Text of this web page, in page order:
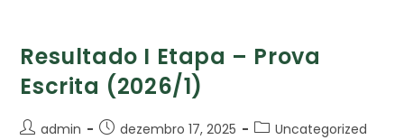
Resultado I Etapa – Prova
Escrita (2026/1)
admin dezembro 17, 2025 Uncategorized